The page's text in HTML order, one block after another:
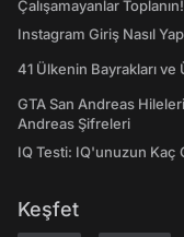
Çalışamayanlar Toplanın!
Instagram Giriş Nasıl
41 Ülkenin Bayrakları ve
GTA San Andreas
Andreas Şifreleri
IQ Testi: IQ'unuzun Kaç
Keşfet